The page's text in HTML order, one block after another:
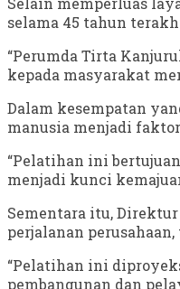
selama 45 tahun
“Perumda Tirta
kepada masyarakat
Dalam kesempatan
manusia menjadi
“Pelatihan ini
menjadi kunci
Sementara itu,
perjalanan
“Pelatihan ini
pembangunan dan